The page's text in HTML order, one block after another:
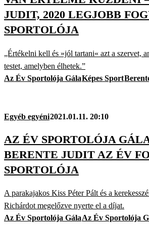
JUDIT, 2020 LEGJOBB
SPORTOLÓJA
„Értékelni kell és »jól tartani« azt a szervet,
testet, amelyben élhetek.”
Az Év Sportolója GálaKépes Sport
Egyéb egyéni2021.01.11. 20:10
AZ ÉV SPORTOLÓJA
BERENTE JUDIT AZ ÉV
SPORTOLÓJA
A parakajakos Kiss Péter Pált és a
Richárdot megelőzve nyerte el a díjat.
Az Év Sportolója GálaAz Év Sportolója